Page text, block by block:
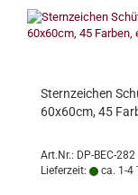
Sternzeichen
60x60cm, 45
Art.Nr.: DP-BEC-282
Lieferzeit:
ca. 1-4